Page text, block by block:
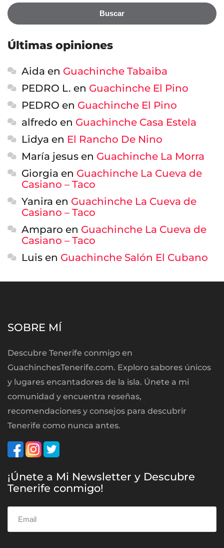
Buscar
Últimas opiniones
Aida en Guachinche Tabaiba
PEDRO L. en Guachinche El Pino
PEDRO en Guachinche El Pino
alfredo en Guachinche Casa Estela
Lidya en El Rancho De Nino
María jesus en Guachinche La Morra
Giorgia en Guachinche La Cueva de
Casiano – Taco
Yanira en Guachinche La Cueva de
Casiano – Taco
Amparo en Guachinche La Cueva de
Casiano – Taco
Luis en Guachinche Salón El Cubano
SOBRE MÍ
Descubre Tenerife conmigo en
GuachinchesTenerife.com. Exploro sabores únicos
y lugares encantadores de la isla. Únete a mi
comunidad y encuentra reseñas,
recomendaciones y consejos para descubrir
Tenerife como nunca antes.
¡Únete a Mi Newsletter y Descubre
Tenerife conmigo!